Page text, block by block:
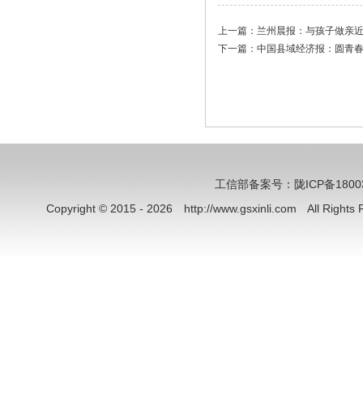
上一篇： 兰州晨报：与孩子做亲
下一篇： 中国县域经济报：圆青
工信部备案号：陇ICP备
Copyright © 2015 - 2026 http://www.gsxinli.com All Rights